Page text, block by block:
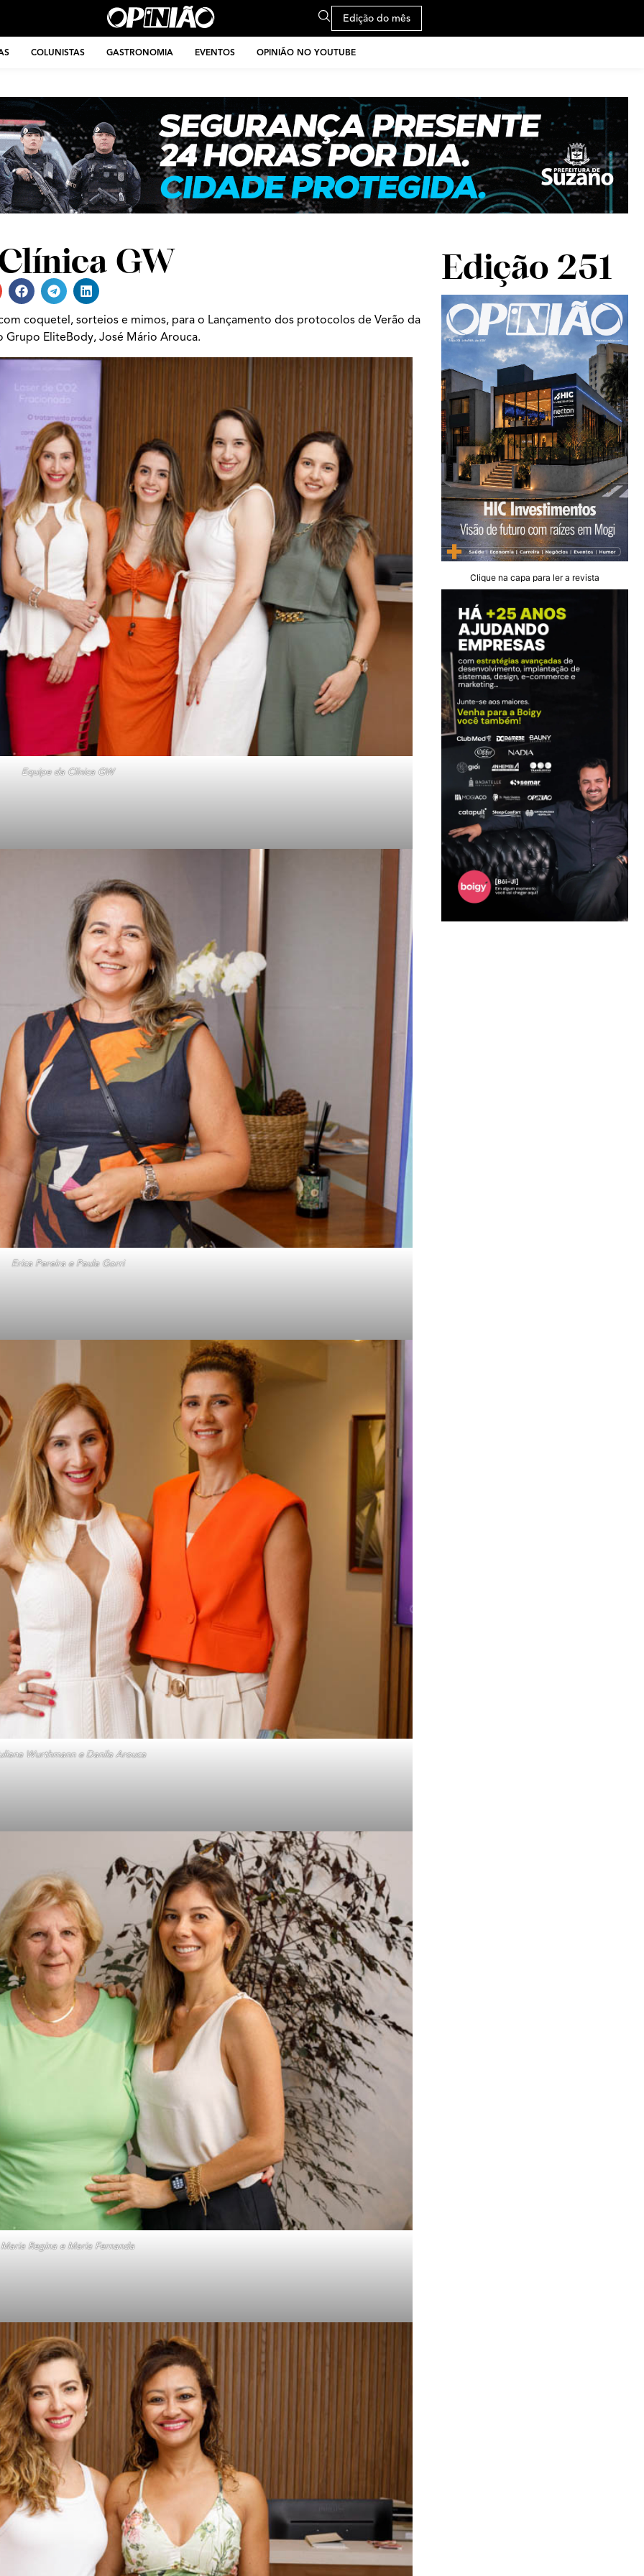
Edição do mês
COLUNISTAS GASTRONOMIA EVENTOS OPINIÃO NO YOUTUBE
GW
coquetel, sorteios e mimos, para o Lançamento dos protocolos de Verão da
Grupo EliteBody, José Mário Arouca.
Equipe da Clínica GW
Erica Pereira e Paula Gorri
Wurthmann e Danila Arouca
Maria Regina e Maria Fernanda
Edição 251
Clique na capa para ler a revista